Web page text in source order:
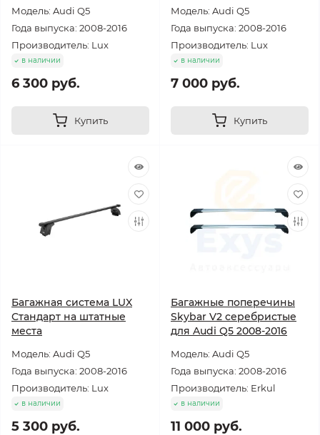
Модель: Audi Q5
Года выпуска: 2008-2016
Производитель: Lux
в наличии
6 300 руб.
Купить
Модель: Audi Q5
Года выпуска: 2008-2016
Производитель: Lux
в наличии
7 000 руб.
Купить
Багажная система LUX
Стандарт на штатные
места
Модель: Audi Q5
Года выпуска: 2008-2016
Производитель: Lux
в наличии
5 300 руб.
Багажные поперечины
Skybar V2 серебристые
для Audi Q5 2008-2016
Модель: Audi Q5
Года выпуска: 2008-2016
Производитель: Erkul
в наличии
11 000 руб.